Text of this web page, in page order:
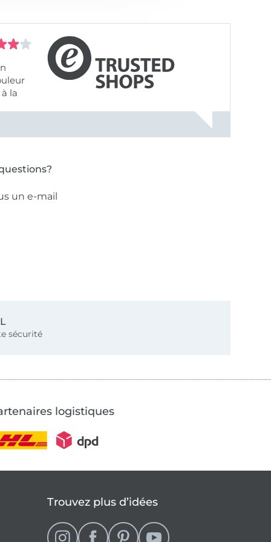
la
un e-mail
sécurité
logistiques
Trouvez plus d’idées